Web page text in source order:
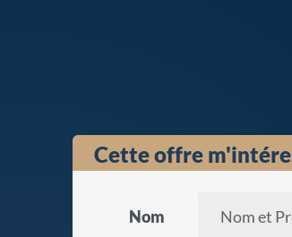
Cette offre
Nom